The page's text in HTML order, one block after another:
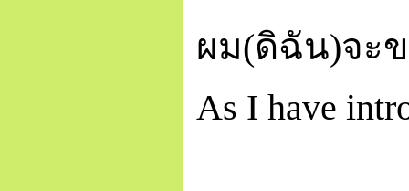
ผม(ดิฉัน)จะ
As I have